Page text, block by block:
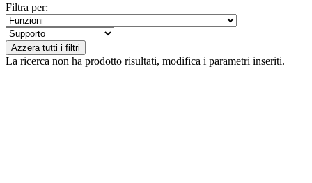
Filtra per:
Azzera tutti i filtri
La ricerca non ha prodotto risultati, modifica i parametri inseriti.